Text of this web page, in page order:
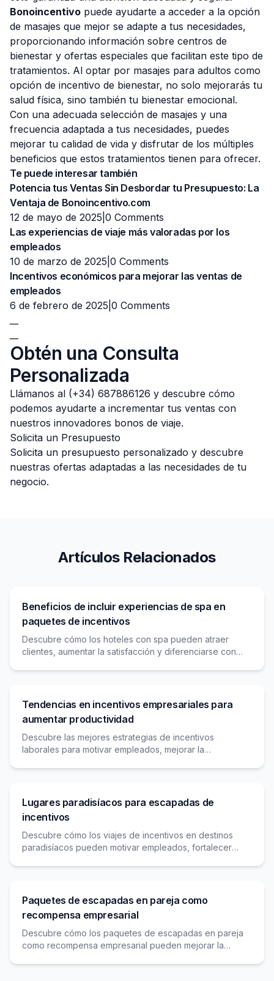
Bonoincentivo puede ayudarte a acceder a la opción
de masajes que mejor se adapte a tus necesidades,
proporcionando información sobre centros de
bienestar y ofertas especiales que facilitan este tipo de
tratamientos. Al optar por masajes para adultos como
opción de incentivo de bienestar, no solo mejorarás tu
salud física, sino también tu bienestar emocional.
Con una adecuada selección de masajes y una
frecuencia adaptada a tus necesidades, puedes
mejorar tu calidad de vida y disfrutar de los múltiples
beneficios que estos tratamientos tienen para ofrecer.
Te puede interesar también
Potencia tus Ventas Sin Desbordar tu Presupuesto: La
Ventaja de Bonoincentivo.com
12 de mayo de 2025| 0 Comments
Las experiencias de viaje más valoradas por los
empleados
10 de marzo de 2025| 0 Comments
Incentivos económicos para mejorar las ventas de
empleados
6 de febrero de 2025| 0 Comments
Obtén una Consulta
Personalizada
Llámanos al (+34) 687886126 y descubre cómo
podemos ayudarte a incrementar tus ventas con
nuestros innovadores bonos de viaje.
Solicita un Presupuesto
Solicita un presupuesto personalizado y descubre
nuestras ofertas adaptadas a las necesidades de tu
negocio.
Artículos Relacionados
Beneficios de incluir experiencias de spa en
paquetes de incentivos
Descubre cómo los hoteles con spa pueden atraer
clientes, aumentar la satisfacción y diferenciarse con
Tendencias en incentivos empresariales para
aumentar productividad
Descubre las mejores estrategias de incentivos
laborales para motivar empleados, mejorar la
Lugares paradisíacos para escapadas de
incentivos
Descubre cómo los viajes de incentivos en destinos
paradisíacos pueden motivar empleados, fortalecer
Paquetes de escapadas en pareja como
recompensa empresarial
Descubre cómo los paquetes de escapadas en pareja
como recompensa empresarial pueden mejorar la